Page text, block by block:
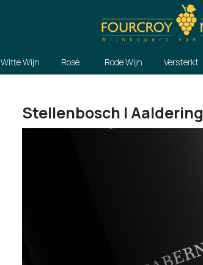
Witte Wijn Rosé Rode Wijn Versterkt
Stellenbosch | Aaldering